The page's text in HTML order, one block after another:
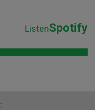
ListenSpotify